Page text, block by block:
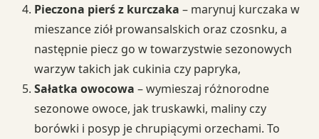
Pieczona pierś z kurczaka – marynuj kurczaka w
mieszance ziół prowansalskich oraz czosnku, a
następnie piecz go w towarzystwie sezonowych
warzyw takich jak cukinia czy papryka,
Sałatka owocowa – wymieszaj różnorodne
sezonowe owoce, jak truskawki, maliny czy
borówki i posyp je chrupiącymi orzechami. To